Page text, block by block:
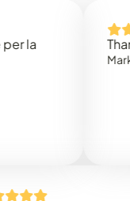
Thank
Mark N.